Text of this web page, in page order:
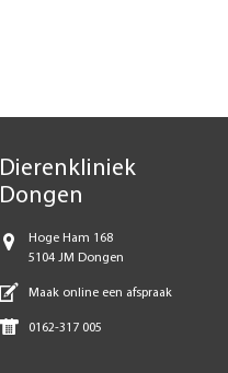
Dierenkliniek
Dongen
Hoge Ham 168
5104 JM Dongen
Maak online een afspraak
0162-317 005